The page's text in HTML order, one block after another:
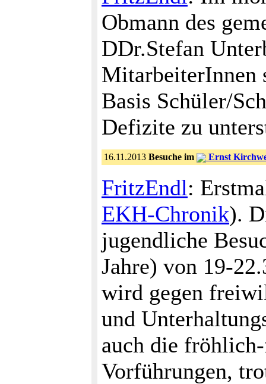
Obmann des
DDr.Stefan
MitarbeiterInnen
Basis Schüler/
Defizite zu
16.11.2013 Besuche im Ernst
FritzEndl:
EKH-Chronik).
jugendliche
Jahre) von 19-
wird gegen
und
auch die
Vorführungen,